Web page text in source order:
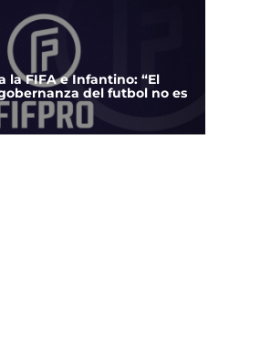
la FIFA e Infantino: “El
del futbol no es